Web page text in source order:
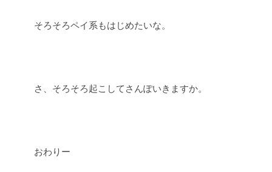
そろそろペイ系もはじめたいな。
さ、そろそろ起こしてさんぽいきますか。
おわりー